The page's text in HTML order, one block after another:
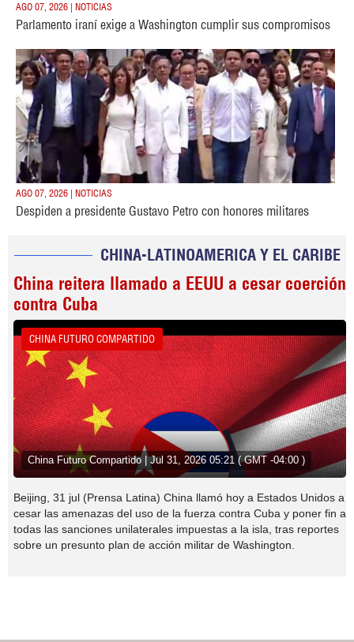
AGO 07, 2026 | NOTICIAS
Parlamento iraní exige a Washington cumplir sus compromisos
AGO 07, 2026 | NOTICIAS
Despiden a presidente Gustavo Petro con honores militares
CHINA-LATINOAMERICA Y EL CARIBE
China reitera llamado a EEUU a cesar coerción
contra Cuba
CHINA FUTURO COMPARTIDO
China Futuro Compartido | Jul 31, 2026 05:21 ( GMT -04:00 )
Beijing, 31 jul (Prensa Latina) China llamó hoy a Estados Unidos a
cesar las amenazas del uso de la fuerza contra Cuba y poner fin a
todas las sanciones unilaterales impuestas a la isla, tras reportes
sobre un presunto plan de acción militar de Washington.